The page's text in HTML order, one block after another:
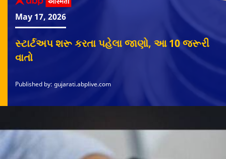
May 17, 2026
સ્ટાર્ટઅપ શરૂ કરતા પહેલા જાણો, આ 10 જરૂરી
વાતો
Published by: gujarati.abplive.com